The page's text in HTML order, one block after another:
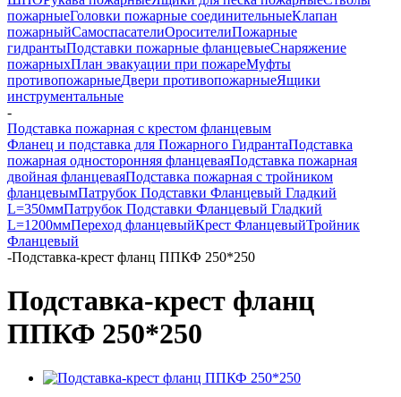
пожарныеГоловки пожарные соединительныеКлапан
пожарныйСамоспасателиОросителиПожарные
гидрантыПодставки пожарные фланцевыеСнаряжение
пожарныхПлан эвакуации при пожареМуфты
противопожарныеДвери противопожарныеЯщики
инструментальные
-
Подставка пожарная с крестом фланцевым
Фланец и подставка для Пожарного ГидрантаПодставка
пожарная односторонняя фланцеваяПодставка пожарная
двойная фланцеваяПодставка пожарная с тройником
фланцевымПатрубок Подставки Фланцевый Гладкий
L=350ммПатрубок Подставки Фланцевый Гладкий
L=1200ммПереход фланцевыйКрест ФланцевыйТройник
Фланцевый
-Подставка-крест фланц ППКФ 250*250
Подставка-крест фланц
ППКФ 250*250